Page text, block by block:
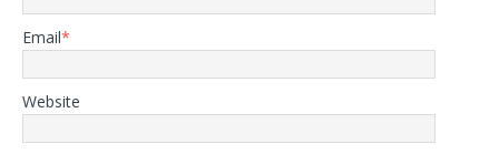
Email*
Website